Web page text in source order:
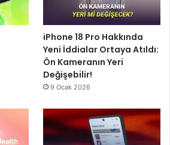
iPhone 18 Pro Hakkında
Yeni İddialar Ortaya Atıldı:
Ön Kameranın Yeri
Değişebilir!
9 Ocak 2026